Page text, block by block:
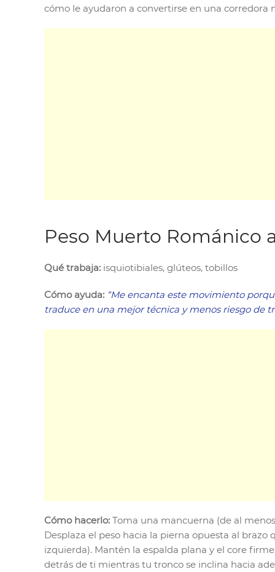
cómo le ayudaron a convertirse en una corredora
Peso Muerto Románico
Qué trabaja: isquiotibiales, glúteos, tobillos
Cómo ayuda: “Me encanta este movimiento
traduce en una mejor técnica y menos riesgo de
Cómo hacerlo: Toma una mancuerna (de al
Desplaza el peso hacia la pierna opuesta al
izquierda). Mantén la espalda plana y el core
detrás de ti mientras tu tronco se inclina hacia